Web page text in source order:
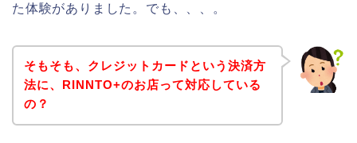
た体験がありました。でも、、、。
そもそも、クレジットカードという決済方
法に、RINNTO+のお店って対応している
の？